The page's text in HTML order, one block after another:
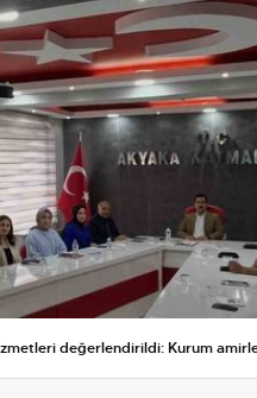
değerlendirildi: Kurum